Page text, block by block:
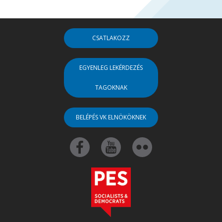
CSATLAKOZZ
EGYENLEG LEKÉRDEZÉS
TAGOKNAK
BELÉPÉS VK ELNÖKÖKNEK